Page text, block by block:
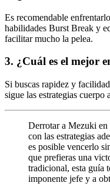
Es recomendable
habilidades Burst Break y
facilitar mucho la pelea.
3. ¿Cuál es el mejor
Si buscas rapidez y
sigue las estrategias cuerpo
Derrotar a Mezuki en
con las estrategias
es posible vencerlo
que prefieras una
tradicional, esta guía
imponente jefe y a